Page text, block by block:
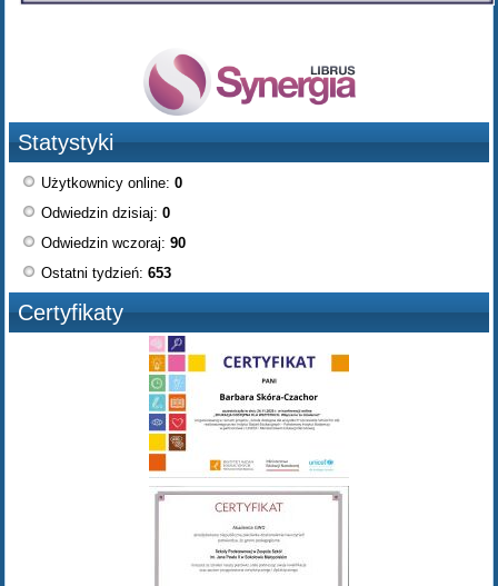
Statystyki
Użytkownicy online:0
Odwiedzin dzisiaj:0
Odwiedzin wczoraj:90
Ostatni tydzień:653
Certyfikaty